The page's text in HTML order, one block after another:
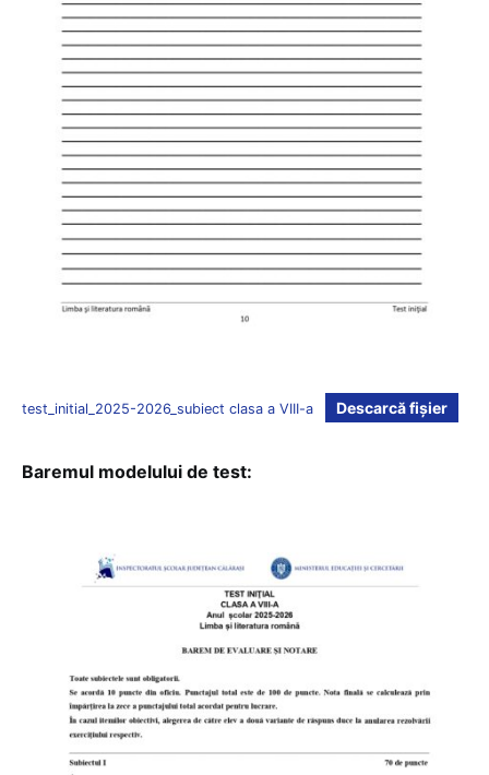
test_initial_2025-2026_subiect clasa a VIII-a Descarcă fișier
Baremul modelului de test: